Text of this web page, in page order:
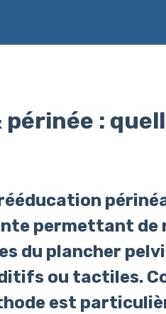
périnée :
permettant de
du plancher
ou tactiles.
est